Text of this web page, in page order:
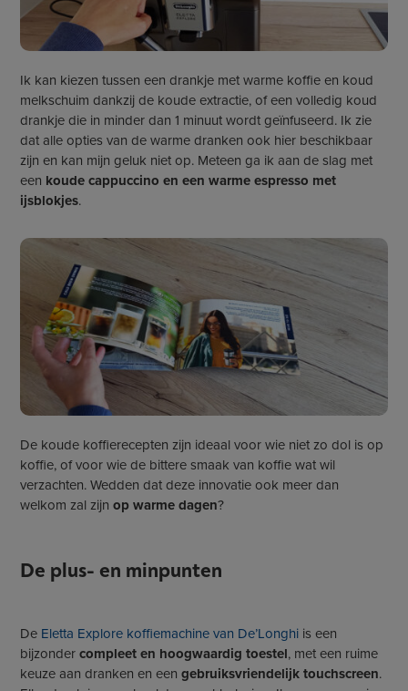
Ik kan kiezen tussen een drankje met warme koffie en koud
melkschuim dankzij de koude extractie, of een volledig koud
drankje die in minder dan 1 minuut wordt geïnfuseerd. Ik zie
dat alle opties van de warme dranken ook hier beschikbaar
zijn en kan mijn geluk niet op. Meteen ga ik aan de slag met
een koude cappuccino en een warme espresso met
ijsblokjes.
De koude koffierecepten zijn ideaal voor wie niet zo dol is op
koffie, of voor wie de bittere smaak van koffie wat wil
verzachten. Wedden dat deze innovatie ook meer dan
welkom zal zijn op warme dagen?
De plus- en minpunten
De Eletta Explore koffiemachine van De’Longhi is een
bijzondercompleet en hoogwaardig toestel, met een ruime
keuze aan dranken en eengebruiksvriendelijk touchscreen.